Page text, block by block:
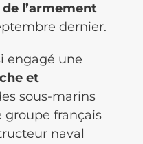
l’armement
dernier.
engagé une
et
sous-marins
groupe français
naval